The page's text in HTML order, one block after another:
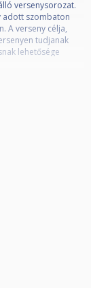
álló versenysorozat.
adott szombaton
A verseny célja,
tudjanak
lehetősége
elején végző